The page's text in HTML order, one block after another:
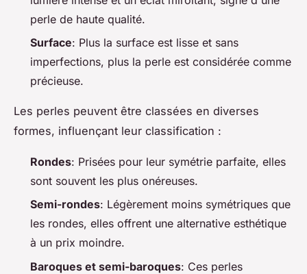
perle de haute qualité.
Surface: Plus la surface est lisse et sans
imperfections, plus la perle est considérée comme
précieuse.
Les perles peuvent être classées en diverses
formes, influençant leur classification :
Rondes: Prisées pour leur symétrie parfaite, elles
sont souvent les plus onéreuses.
Semi-rondes: Légèrement moins symétriques que
les rondes, elles offrent une alternative esthétique
à un prix moindre.
Baroques et semi-baroques: Ces perles